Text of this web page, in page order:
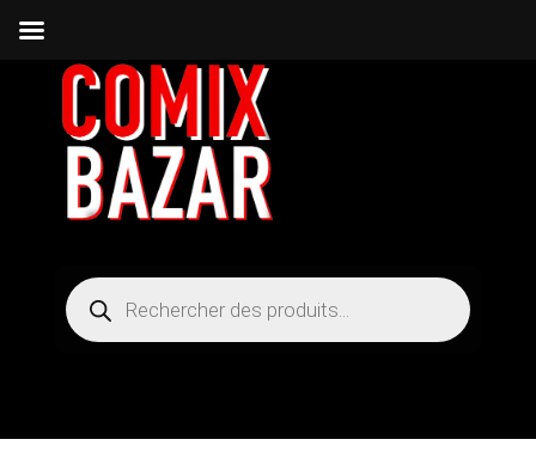
Recherche
de
produits